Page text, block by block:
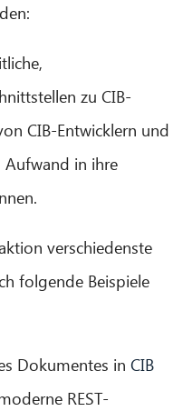
zu CIB-
CIB-Entwicklern und
Aufwand in ihre
verschiedenste
folgende Beispiele
Dokumentes inCIB
REST-